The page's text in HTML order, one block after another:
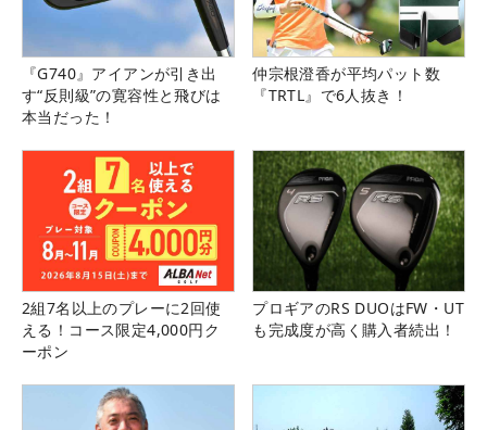
『G740』アイアンが引き出
す“反則級”の寛容性と飛びは
本当だった！
仲宗根澄香が平均パット数
『TRTL』で6人抜き！
2組7名以上のプレーに2回使
える！コース限定4,000円ク
ーポン
プロギアのRS DUOはFW・UT
も完成度が高く購入者続出！